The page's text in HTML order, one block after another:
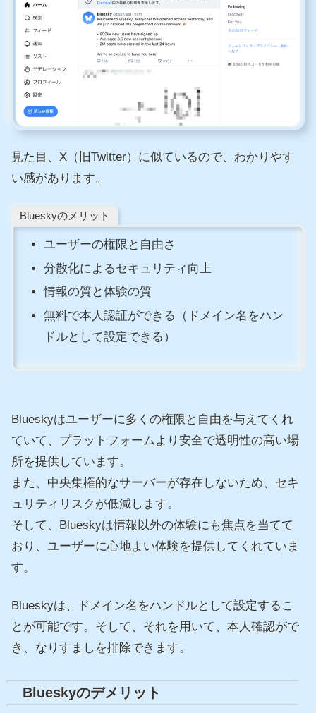
見た目、X（旧Twitter）に似ているので、わかりやす
い感があります。
Blueskyのメリット
ユーザーの権限と自由さ
分散化によるセキュリティ向上
情報の質と体験の質
無料で本人認証ができる（ドメイン名をハン
ドルとして設定できる）
Blueskyはユーザーに多くの権限と自由を与えてくれ
ていて、プラットフォームより安全で透明性の高い場
所を提供しています。
また、中央集権的なサーバーが存在しないため、セキ
ュリティリスクが低減します。
そして、Blueskyは情報以外の体験にも焦点を当てて
おり、ユーザーに心地よい体験を提供してくれていま
す。
Blueskyは、ドメイン名をハンドルとして設定するこ
とが可能です。そして、それを用いて、本人確認がで
き、なりすましを排除できます。
Blueskyのデメリット